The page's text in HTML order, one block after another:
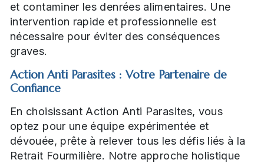
et contaminer les denrées alimentaires. Une
intervention rapide et professionnelle est
nécessaire pour éviter des conséquences
graves.
Action Anti Parasites : Votre Partenaire de
Confiance
En choisissant Action Anti Parasites, vous
optez pour une équipe expérimentée et
dévouée, prête à relever tous les défis liés à la
Retrait Fourmilière. Notre approche holistique